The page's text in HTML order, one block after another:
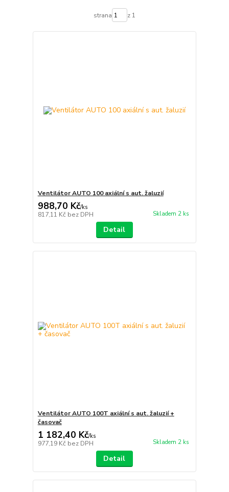
strana z 1
Ventilátor AUTO 100 axiální s aut. žaluzií
988,70 Kč/ks
817,11 Kč bez DPH Skladem 2 ks
Detail
Ventilátor AUTO 100T axiální s aut. žaluzií +
časovač
1 182,40 Kč/ks
977,19 Kč bez DPH Skladem 2 ks
Detail